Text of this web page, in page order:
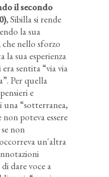
il secondo
, Sibilla si rende
la sua
nello sforzo
sua esperienza
sentita “via via
Per quella
e
una “sotterranea,
poteva essere
non
un'altra
dare voce a